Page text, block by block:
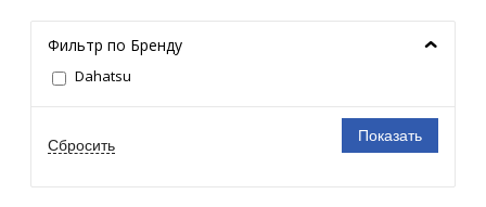
Фильтр по Бренду
Dahatsu